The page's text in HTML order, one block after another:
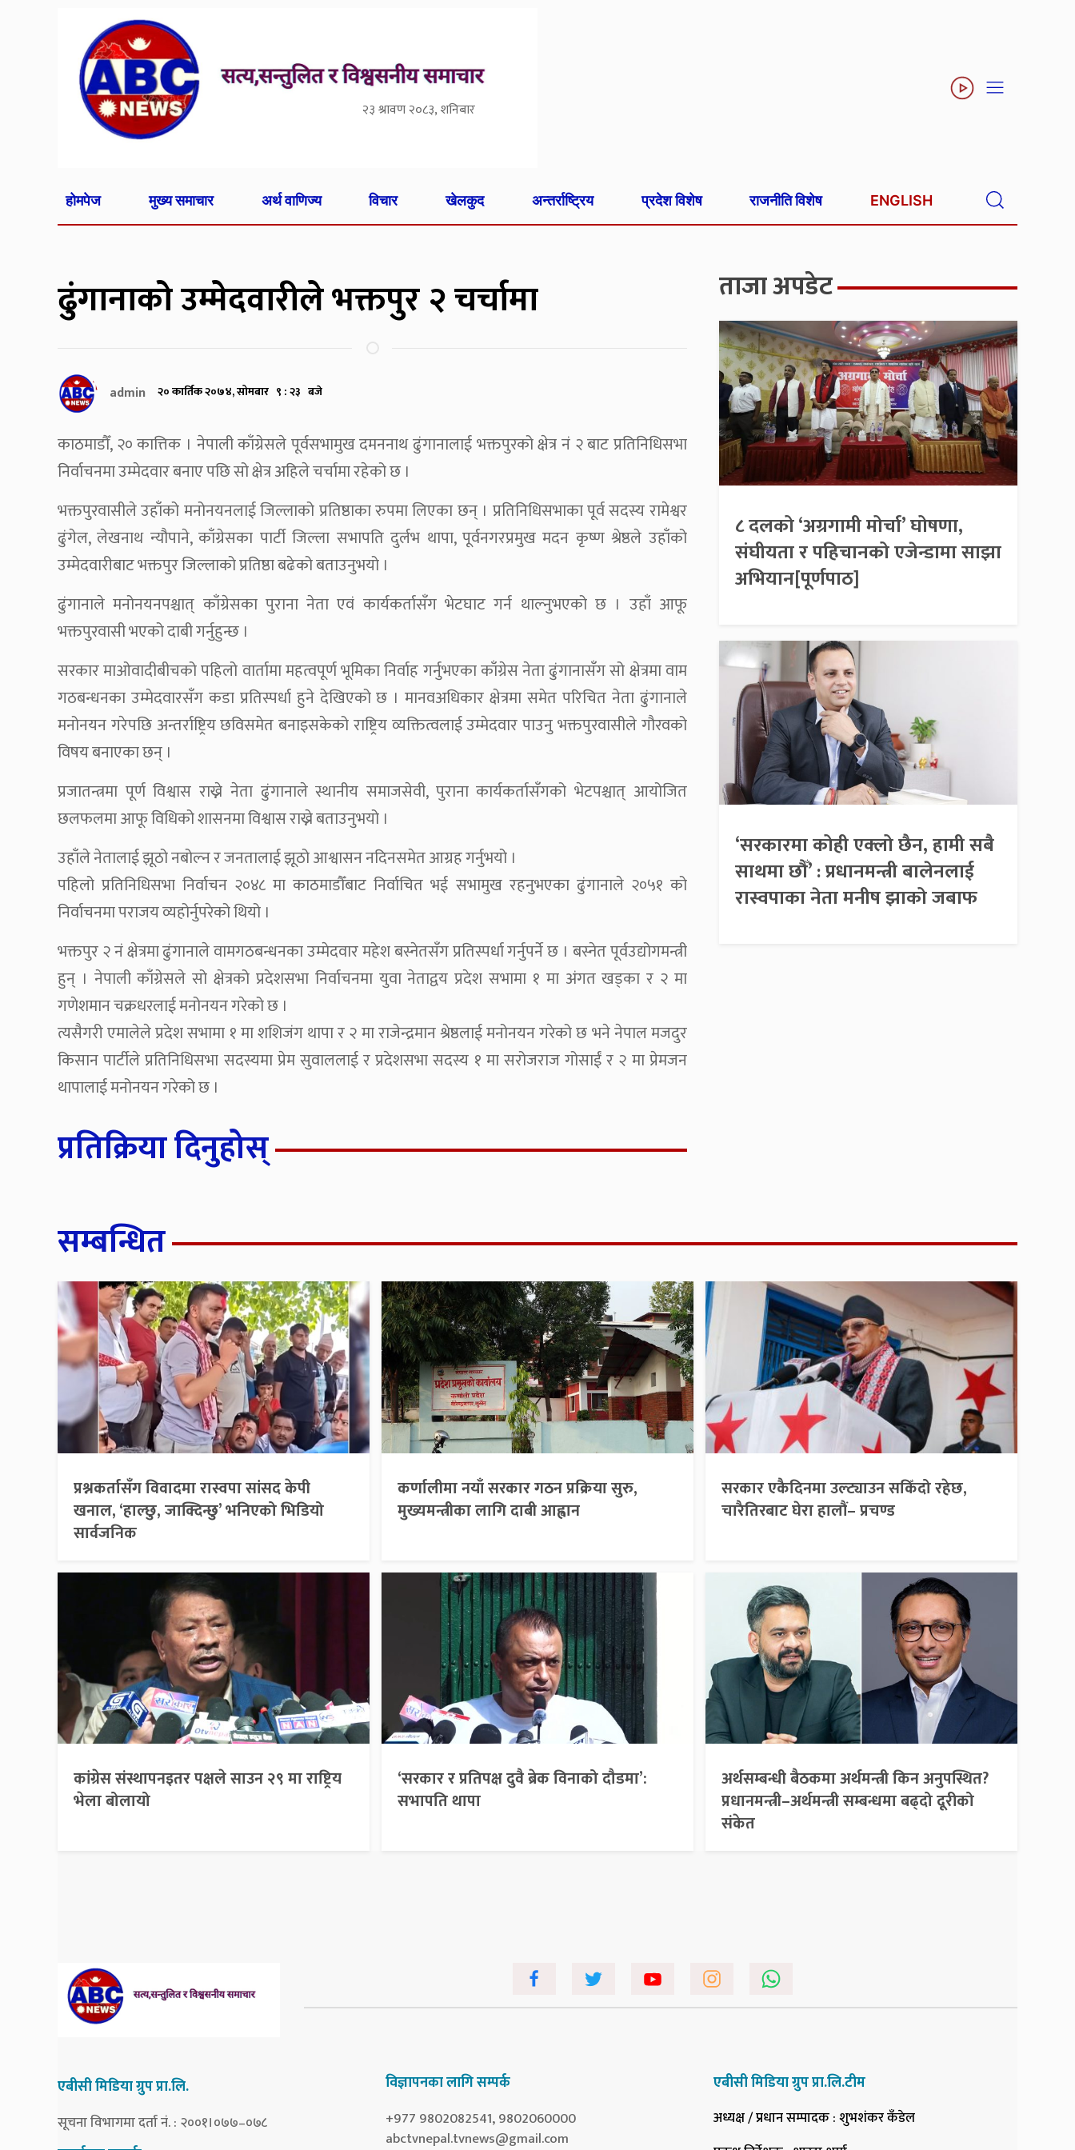
२३ श्रावण २०८३, शनिबार
होमपेज मुख्य समाचार अर्थ वाणिज्य विचार खेलकुद अन्तर्राष्ट्रिय प्रदेश विशेष राजनीति विशेष ENGLISH
ढुंगानाको उम्मेदवारीले भक्तपुर २ चर्चामा
admin २० कार्तिक २०७४, सोमबार ९ : २३ बजे
काठमाडौँ, २० कात्तिक । नेपाली काँग्रेसले पूर्वसभामुख दमननाथ ढुंगानालाई भक्तपुरको क्षेत्र नं २ बाट प्रतिनिधिसभा
निर्वाचनमा उम्मेदवार बनाए पछि सो क्षेत्र अहिले चर्चामा रहेको छ ।
भक्तपुरवासीले उहाँको मनोनयनलाई जिल्लाको प्रतिष्ठाका रुपमा लिएका छन् । प्रतिनिधिसभाका पूर्व सदस्य रामेश्वर
ढुंगेल, लेखनाथ न्यौपाने, काँग्रेसका पार्टी जिल्ला सभापति दुर्लभ थापा, पूर्वनगरप्रमुख मदन कृष्ण श्रेष्ठले उहाँको
उम्मेदवारीबाट भक्तपुर जिल्लाको प्रतिष्ठा बढेको बताउनुभयो ।
ढुंगानाले मनोनयनपश्चात् काँग्रेसका पुराना नेता एवं कार्यकर्तासँग भेटघाट गर्न थाल्नुभएको छ । उहाँ आफू
भक्तपुरवासी भएको दाबी गर्नुहुन्छ ।
सरकार माओवादीबीचको पहिलो वार्तामा महत्वपूर्ण भूमिका निर्वाह गर्नुभएका काँग्रेस नेता ढुंगानासँग सो क्षेत्रमा वाम
गठबन्धनका उम्मेदवारसँग कडा प्रतिस्पर्धा हुने देखिएको छ । मानवअधिकार क्षेत्रमा समेत परिचित नेता ढुंगानाले
मनोनयन गरेपछि अन्तर्राष्ट्रिय छविसमेत बनाइसकेको राष्ट्रिय व्यक्तित्वलाई उम्मेदवार पाउनु भक्तपुरवासीले गौरवको
विषय बनाएका छन् ।
प्रजातन्त्रमा पूर्ण विश्वास राख्ने नेता ढुंगानाले स्थानीय समाजसेवी, पुराना कार्यकर्तासँगको भेटपश्चात् आयोजित
छलफलमा आफू विधिको शासनमा विश्वास राख्ने बताउनुभयो ।
उहाँले नेतालाई झूठो नबोल्न र जनतालाई झूठो आश्वासन नदिनसमेत आग्रह गर्नुभयो ।
पहिलो प्रतिनिधिसभा निर्वाचन २०४८ मा काठमाडौँबाट निर्वाचित भई सभामुख रहनुभएका ढुंगानाले २०५१ को
निर्वाचनमा पराजय व्यहोर्नुपरेको थियो ।
भक्तपुर २ नं क्षेत्रमा ढुंगानाले वामगठबन्धनका उम्मेदवार महेश बस्नेतसँग प्रतिस्पर्धा गर्नुपर्ने छ । बस्नेत पूर्वउद्योगमन्त्री
हुन् । नेपाली काँग्रेसले सो क्षेत्रको प्रदेशसभा निर्वाचनमा युवा नेताद्वय प्रदेश सभामा १ मा अंगत खड्का र २ मा
गणेशमान चक्रधरलाई मनोनयन गरेको छ ।
त्यसैगरी एमालेले प्रदेश सभामा १ मा शशिजंग थापा र २ मा राजेन्द्रमान श्रेष्ठलाई मनोनयन गरेको छ भने नेपाल मजदुर
किसान पार्टीले प्रतिनिधिसभा सदस्यमा प्रेम सुवाललाई र प्रदेशसभा सदस्य १ मा सरोजराज गोसाईं र २ मा प्रेमजन
थापालाई मनोनयन गरेको छ ।
प्रतिक्रिया दिनुहोस्
ताजा अपडेट
८ दलको ‘अग्रगामी मोर्चा’ घोषणा,
संघीयता र पहिचानको एजेन्डामा साझा
अभियान[पूर्णपाठ]
‘सरकारमा कोही एक्लो छैन, हामी सबै
साथमा छौँ’ : प्रधानमन्त्री बालेनलाई
रास्वपाका नेता मनीष झाको जबाफ
सम्बन्धित
प्रश्नकर्तासँग विवादमा रास्वपा सांसद केपी
खनाल, ‘हाल्छु, जाक्दिन्छु’ भनिएको भिडियो
सार्वजनिक
कर्णालीमा नयाँ सरकार गठन प्रक्रिया सुरु,
मुख्यमन्त्रीका लागि दाबी आह्वान
सरकार एकैदिनमा उल्ट्याउन सकिँदो रहेछ,
चारैतिरबाट घेरा हालौं– प्रचण्ड
कांग्रेस संस्थापनइतर पक्षले साउन २९ मा राष्ट्रिय
भेला बोलायो
‘सरकार र प्रतिपक्ष दुवै ब्रेक विनाको दौडमा’:
सभापति थापा
अर्थसम्बन्धी बैठकमा अर्थमन्त्री किन अनुपस्थित?
प्रधानमन्त्री–अर्थमन्त्री सम्बन्धमा बढ्दो दूरीको
संकेत
एबीसी मिडिया ग्रुप प्रा.लि.
सूचना विभागमा दर्ता नं. : २००१।०७७–०७८
विज्ञापनका लागि सम्पर्क
+977 9802082541, 9802060000
abctvnepal.tvnews@gmail.com
एबीसी मिडिया ग्रुप प्रा.लि.टीम
अध्यक्ष / प्रधान सम्पादक: शुभशंकर कँडेल